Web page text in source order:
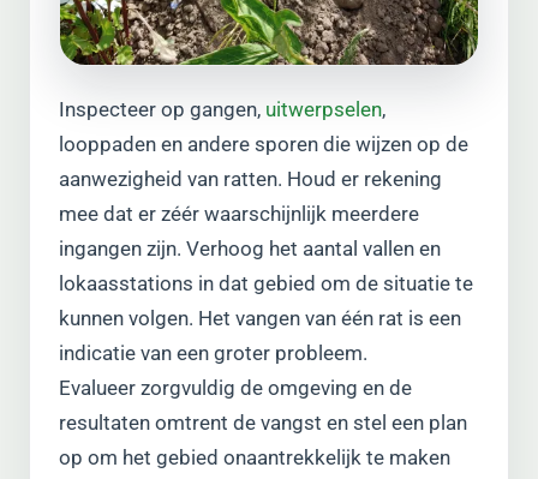
Inspecteer op gangen, uitwerpselen,
looppaden en andere sporen die wijzen op de
aanwezigheid van ratten. Houd er rekening
mee dat er zéér waarschijnlijk meerdere
ingangen zijn. Verhoog het aantal vallen en
lokaasstations in dat gebied om de situatie te
kunnen volgen. Het vangen van één rat is een
indicatie van een groter probleem.
Evalueer zorgvuldig de omgeving en de
resultaten omtrent de vangst en stel een plan
op om het gebied onaantrekkelijk te maken